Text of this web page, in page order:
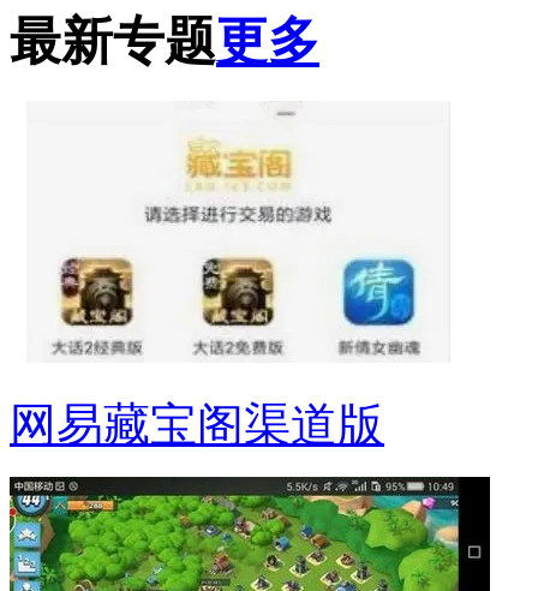
最新专题更多
网易藏宝阁渠道版